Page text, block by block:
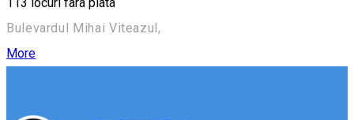
113 locuri fara plata
Bulevardul Mihai Viteazul,
More